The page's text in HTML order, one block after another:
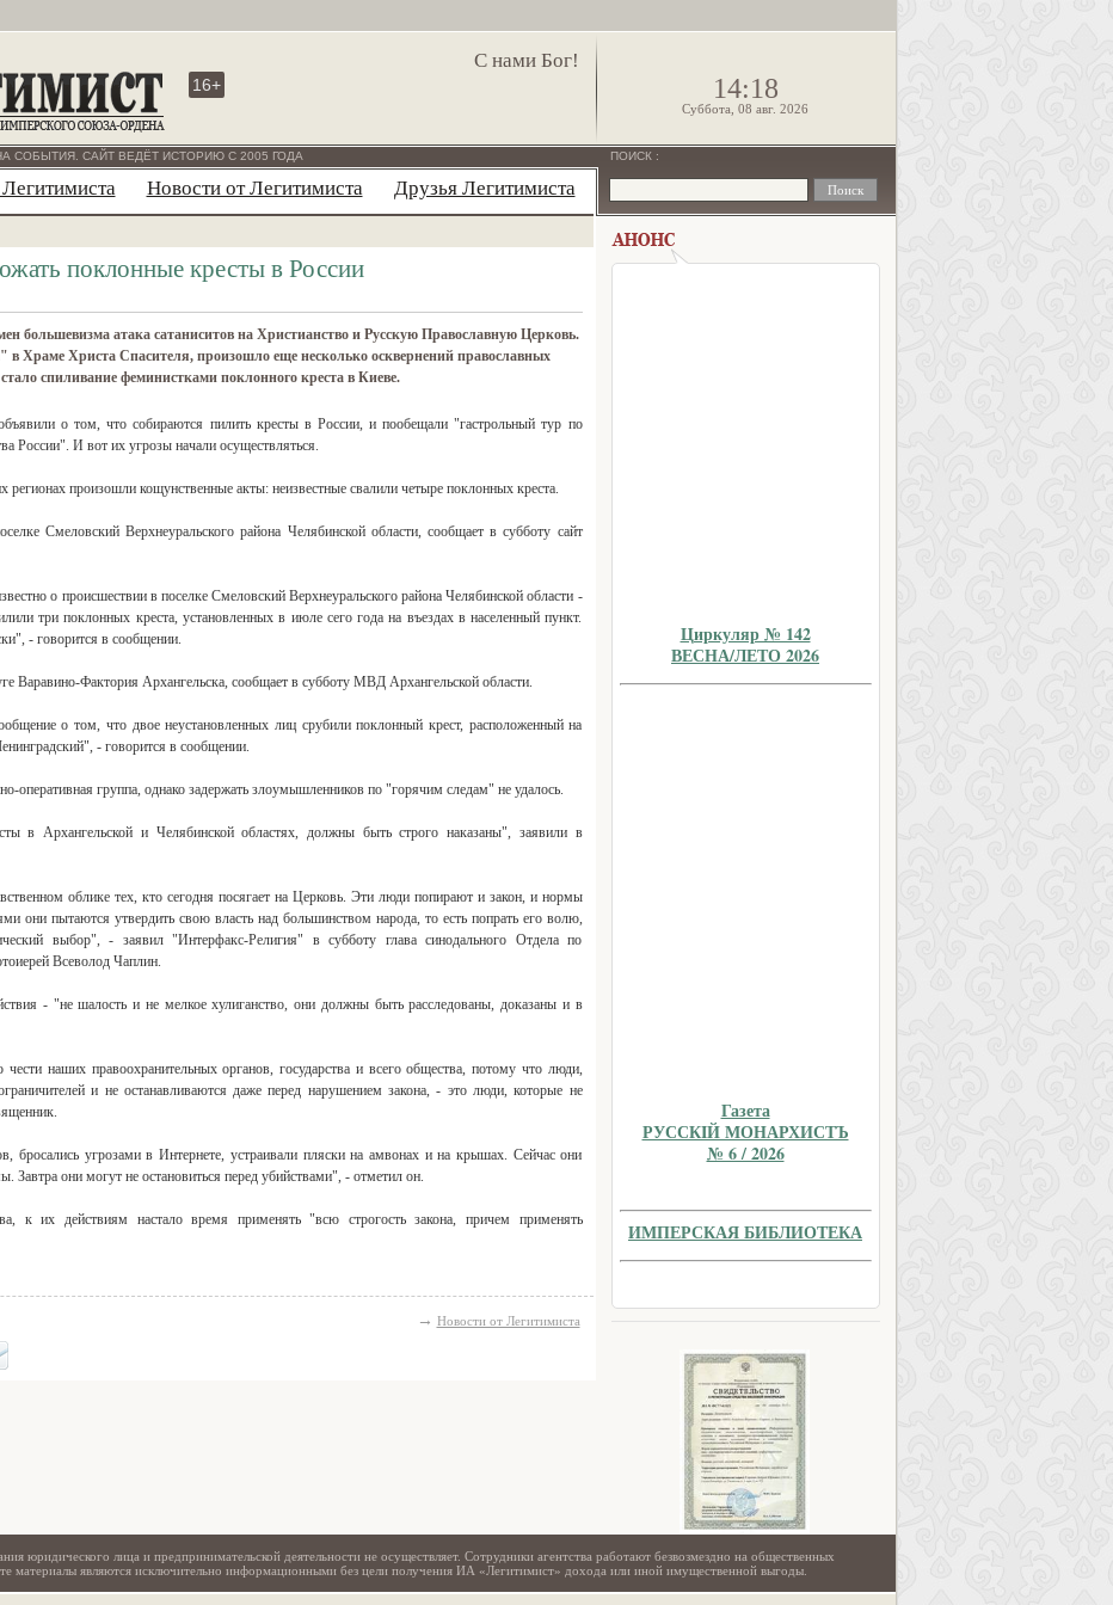
С нами Бог!
16+ 14:18
Суббота, 08 авг. 2026
СОБЫТИЯ. САЙТ ВЕДЁТ ИСТОРИЮ С 2005 ГОДА
Новости от Легитимиста Друзья Легитимиста
поклонные кресты в России
большевизма атака сатаниситов на Христианство и Русскую Православную Церковь.
в Храме Христа Спасителя, произошло еще несколько осквернений православных
спиливание феминистками поклонного креста в Киеве.
о том, что собираются пилить кресты в России, и пообещали "гастрольный тур по
России". И вот их угрозы начали осуществляться.
регионах произошли кощунственные акты: неизвестные свалили четыре поклонных креста.
Смеловский Верхнеуральского района Челябинской области, сообщает в субботу сайт
о происшествии в поселке Смеловский Верхнеуральского района Челябинской области -
три поклонных креста, установленных в июле сего года на въездах в населенный пункт.
- говорится в сообщении.
Варавино-Фактория Архангельска, сообщает в субботу МВД Архангельской области.
о том, что двое неустановленных лиц срубили поклонный крест, расположенный на
- говорится в сообщении.
оперативная группа, однако задержать злоумышленников по "горячим следам" не удалось.
в Архангельской и Челябинской областях, должны быть строго наказаны", заявили в
облике тех, кто сегодня посягает на Церковь. Эти люди попирают и закон, и нормы
они пытаются утвердить свою власть над большинством народа, то есть попрать его волю,
выбор", - заявил "Интерфакс-Религия" в субботу глава синодального Отдела по
Всеволод Чаплин.
- "не шалость и не мелкое хулиганство, они должны быть расследованы, доказаны и в
наших правоохранительных органов, государства и всего общества, потому что люди,
и не останавливаются даже перед нарушением закона, - это люди, которые не
бросались угрозами в Интернете, устраивали пляски на амвонах и на крышах. Сейчас они
Завтра они могут не остановиться перед убийствами", - отметил он.
к их действиям настало время применять "всю строгость закона, причем применять
→ Новости от Легитимиста
ПОИСК :
Циркуляр № 142
ВЕСНА/ЛЕТО 2026
Газета
РУССКIЙ МОНАРХИСТЪ
№ 6 / 2026
ИМПЕРСКАЯ БИБЛИОТЕКА
юридического лица и предпринимательской деятельности не осуществляет. Сотрудники агентства работают безвозмездно на общественных
материалы являются исключительно информационными без цели получения ИА «Легитимист» дохода или иной имущественной выгоды.